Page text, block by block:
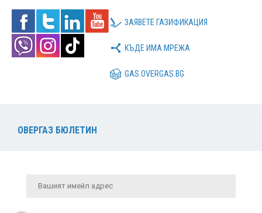
ЗАЯВЕТЕ ГАЗИФИКАЦИЯ
КЪДЕ ИМА МРЕЖА
GAS.OVERGAS.BG
ОВЕРГАЗ БЮЛЕТИН